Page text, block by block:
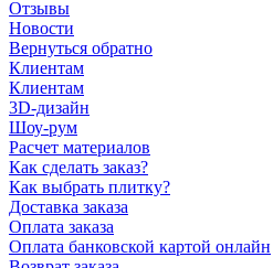
Отзывы
Новости
Вернуться обратно
Клиентам
Клиентам
3D-дизайн
Шоу-рум
Расчет материалов
Как сделать заказ?
Как выбрать плитку?
Доставка заказа
Оплата заказа
Оплата банковской картой онлайн